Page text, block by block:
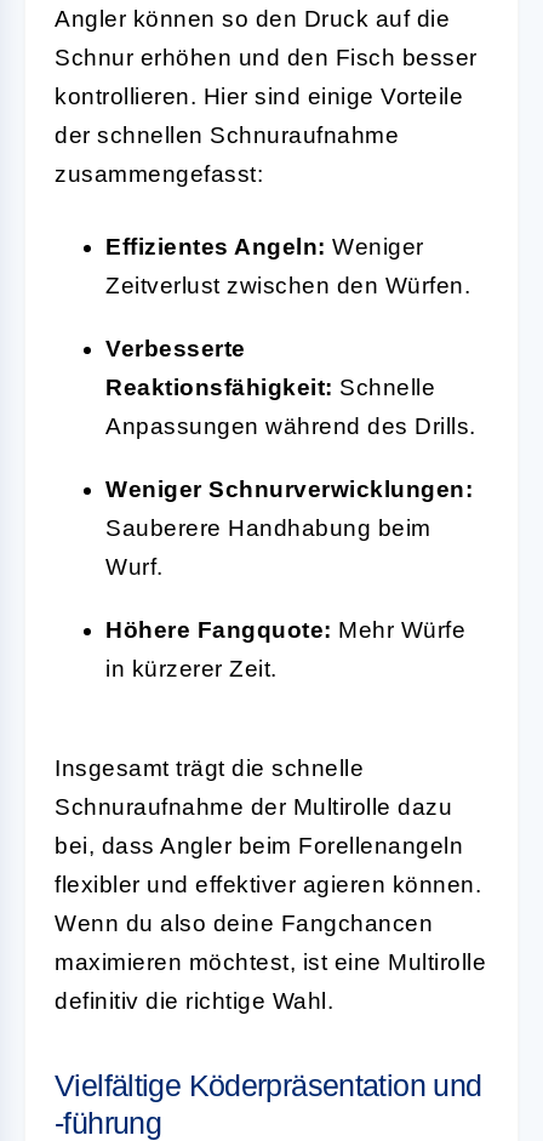
Angler können so den Druck auf die
Schnur erhöhen und den Fisch besser
kontrollieren. Hier sind einige Vorteile
der schnellen Schnuraufnahme
zusammengefasst:
Effizientes Angeln: Weniger
Zeitverlust zwischen den Würfen.
Verbesserte
Reaktionsfähigkeit: Schnelle
Anpassungen während des Drills.
Weniger Schnurverwicklungen:
Sauberere Handhabung beim
Wurf.
Höhere Fangquote: Mehr Würfe
in kürzerer Zeit.
Insgesamt trägt die schnelle
Schnuraufnahme der Multirolle dazu
bei, dass Angler beim Forellenangeln
flexibler und effektiver agieren können.
Wenn du also deine Fangchancen
maximieren möchtest, ist eine Multirolle
definitiv die richtige Wahl.
Vielfältige Köderpräsentation und
-führung